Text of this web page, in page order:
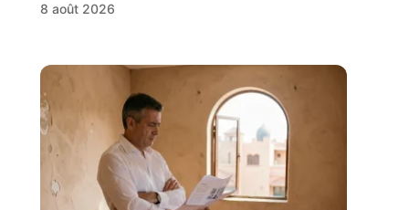
8 août 2026